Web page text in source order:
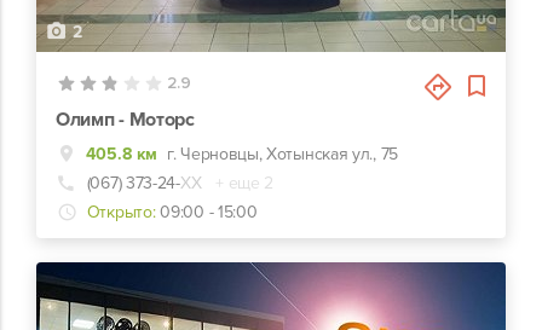
2
2.9
Олимп - Моторс
405.8 км г. Черновцы, Хотынская ул., 75
(067) 373-24-ХХ
+ еще 2
Открыто: 09:00 - 15:00